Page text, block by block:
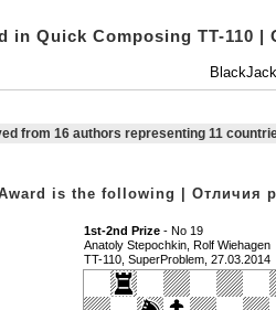
in Quick Composing TT-110
from 16 authors representing 11
is the following | Отличия
1st-2nd Prize - No 19
Anatoly Stepochkin, Rolf Wiehagen
TT-110, SuperProblem, 27.03.2014